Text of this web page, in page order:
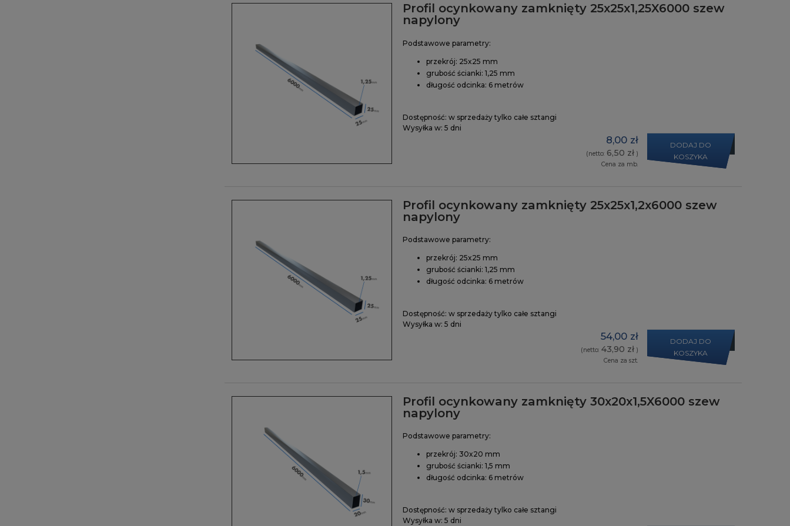
Profil ocynkowany zamknięty 25x25x1,25X6000 szew
napylony
Podstawowe parametry:
przekrój: 25x25 mm
grubość ścianki: 1,25 mm
długość odcinka: 6 metrów
Dostępność: w sprzedaży tylko całe sztangi
Wysyłka w: 5 dni
8,00 zł
(netto: 6,50 zł )
Cena za mb.
DODAJ DO
KOSZYKA
Profil ocynkowany zamknięty 25x25x1,2x6000 szew
napylony
Podstawowe parametry:
przekrój: 25x25 mm
grubość ścianki: 1,25 mm
długość odcinka: 6 metrów
Dostępność: w sprzedaży tylko całe sztangi
Wysyłka w: 5 dni
54,00 zł
(netto: 43,90 zł )
Cena za szt.
DODAJ DO
KOSZYKA
Profil ocynkowany zamknięty 30x20x1,5X6000 szew
napylony
Podstawowe parametry:
przekrój: 30x20 mm
grubość ścianki: 1,5 mm
długość odcinka: 6 metrów
Dostępność: w sprzedaży tylko całe sztangi
Wysyłka w: 5 dni